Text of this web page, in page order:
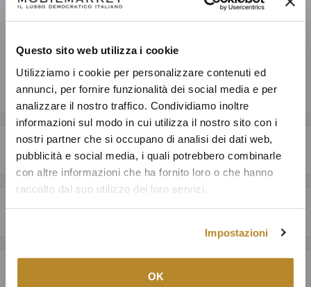
Questo sito web utilizza i cookie
Utilizziamo i cookie per personalizzare contenuti ed
annunci, per fornire funzionalità dei social media e per
analizzare il nostro traffico. Condividiamo inoltre
informazioni sul modo in cui utilizza il nostro sito con i
nostri partner che si occupano di analisi dei dati web,
pubblicità e social media, i quali potrebbero combinarle
con altre informazioni che ha fornito loro o che hanno
raccolto dal suo utilizzo dei loro servizi.
Impostazioni
OK
V.no
Pronto in base alla data di consegna stimata dei vari prodotti.
Condividi questo prodotto
Descrizione
CARATTERISTICHE GENERALI
Scopri ilTavolino Radice Vortex, un capolavoro di design che celebra la
bellezza intrinseca della natura. Ogni tavolino è un pezzo unico, con un
che porta con sé la storia e la vivacità
del legno vivo. Il contrasto tra la robustezza dellegambe in acciaio
e intima del teak crea un dialogo visivo
Perché acquistare da Mobilmarket
Articoli dal design esclusivo ad un prezzo accessibile: anche fino al
60% in meno a parità di qualità.
Prodotti italiani al 100%, oltre ad una selezione della migliore